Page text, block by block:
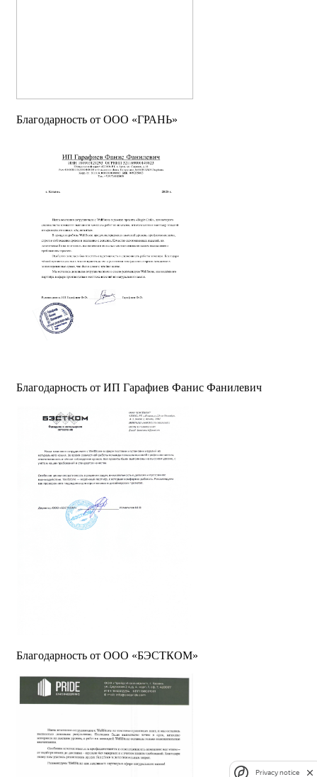
Благодарность от OOO «ГРАНЬ»
Благодарность от ИП Гарафиев Фанис Фанилевич
Благодарность от ООО «БЭСТКОМ»
Privacy notice